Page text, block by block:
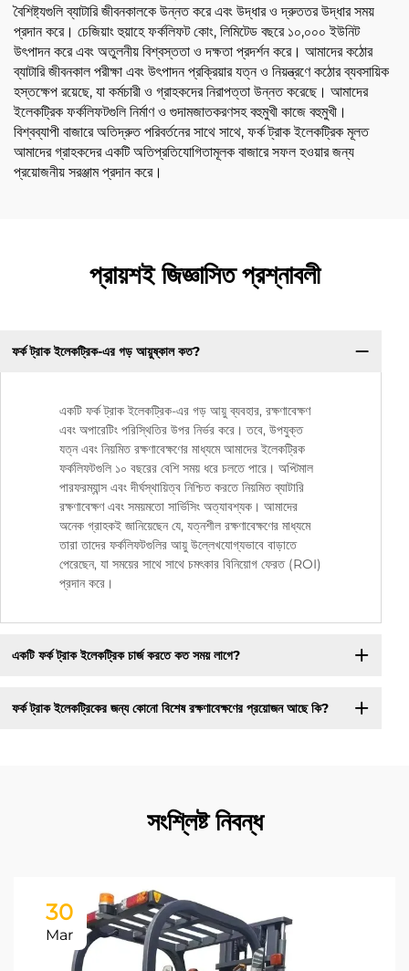
বৈশিষ্ট্যগুলি ব্যাটারি জীবনকালকে উন্নত করে এবং উদ্ধার ও দ্রুততর উদ্ধার সময়
প্রদান করে। চেজিয়াং হুয়াহে ফর্কলিফট কোং, লিমিটেড বছরে ১০,০০০ ইউনিট
উৎপাদন করে এবং অতুলনীয় বিশ্বস্ততা ও দক্ষতা প্রদর্শন করে। আমাদের কঠোর
ব্যাটারি জীবনকাল পরীক্ষা এবং উৎপাদন প্রক্রিয়ার যত্ন ও নিয়ন্ত্রণে কঠোর ব্যবসায়িক
হস্তক্ষেপ রয়েছে, যা কর্মচারী ও গ্রাহকদের নিরাপত্তা উন্নত করেছে। আমাদের
ইলেকট্রিক ফর্কলিফটগুলি নির্মাণ ও গুদামজাতকরণসহ বহুমুখী কাজে বহুমুখী।
বিশ্বব্যাপী বাজারে অতিদ্রুত পরিবর্তনের সাথে সাথে, ফর্ক ট্রাক ইলেকট্রিক মূলত
আমাদের গ্রাহকদের একটি অতিপ্রতিযোগিতামূলক বাজারে সফল হওয়ার জন্য
প্রয়োজনীয় সরঞ্জাম প্রদান করে।
প্রায়শই জিজ্ঞাসিত প্রশ্নাবলী
ফর্ক ট্রাক ইলেকট্রিক-এর গড় আয়ুষ্কাল কত?
একটি ফর্ক ট্রাক ইলেকট্রিক-এর গড় আয়ু ব্যবহার, রক্ষণাবেক্ষণ
এবং অপারেটিং পরিস্থিতির উপর নির্ভর করে। তবে, উপযুক্ত
যত্ন এবং নিয়মিত রক্ষণাবেক্ষণের মাধ্যমে আমাদের ইলেকট্রিক
ফর্কলিফটগুলি ১০ বছরের বেশি সময় ধরে চলতে পারে। অপ্টিমাল
পারফরম্যান্স এবং দীর্ঘস্থায়িত্ব নিশ্চিত করতে নিয়মিত ব্যাটারি
রক্ষণাবেক্ষণ এবং সময়মতো সার্ভিসিং অত্যাবশ্যক। আমাদের
অনেক গ্রাহকই জানিয়েছেন যে, যত্নশীল রক্ষণাবেক্ষণের মাধ্যমে
তারা তাদের ফর্কলিফটগুলির আয়ু উল্লেখযোগ্যভাবে বাড়াতে
পেরেছেন, যা সময়ের সাথে সাথে চমৎকার বিনিয়োগ ফেরত (ROI)
প্রদান করে।
একটি ফর্ক ট্রাক ইলেকট্রিক চার্জ করতে কত সময় লাগে?
ফর্ক ট্রাক ইলেকট্রিকের জন্য কোনো বিশেষ রক্ষণাবেক্ষণের প্রয়োজন আছে কি?
সংশ্লিষ্ট নিবন্ধ
30
Mar